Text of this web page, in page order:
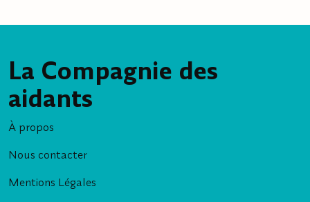
La Compagnie des
aidants
À propos
Nous contacter
Mentions Légales